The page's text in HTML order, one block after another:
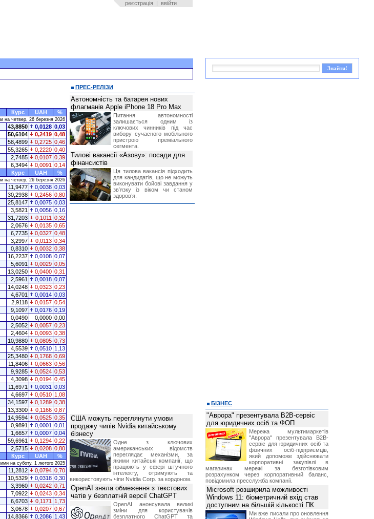
реєстрація | ввійти
Курс UAH %
на четвер, 26 березня 2026
43,8850 0,0128 0,03
50,6104 0,2419 0,48
58,4899 0,2725 0,46
55,3265 0,2220 0,40
2,7485 0,0107 0,39
6,3494 0,0091 0,14
Курс UAH %
на четвер, 26 березня 2026
11,9477 0,0038 0,03
30,2938 0,2456 0,80
25,8147 0,0075 0,03
3,5821 0,0056 0,16
31,7203 0,1011 0,32
2,0676 0,0135 0,65
6,7735 0,0327 0,48
3,2997 0,0113 0,34
0,8310 0,0032 0,38
16,2237 0,0108 0,07
5,6091 0,0029 0,05
13,0250 0,0400 0,31
2,5961 0,0018 0,07
14,0248 0,0323 0,23
4,6701 0,0014 0,03
2,9118 0,0157 0,54
9,1097 0,0176 0,19
0,0490 0,0000 0,00
2,5052 0,0057 0,23
2,4604 0,0093 0,38
10,9880 0,0805 0,73
4,5539 0,0510 1,13
25,3480 0,1768 0,69
11,8406 0,0663 0,56
9,9285 0,0524 0,53
4,3098 0,0194 0,45
11,6971 0,0031 0,03
4,6697 0,0510 1,08
34,1597 0,1289 0,38
13,3300 0,1166 0,87
14,9594 0,0525 0,35
0,9891 0,0001 0,01
1,6657 0,0007 0,04
59,6961 0,1294 0,22
2,5715 0,0208 0,80
Курс UAH %
на суботу, 1 лютого 2025
11,2812 0,0794 0,70
10,5329 0,0318 0,30
3,3960 0,0242 0,71
7,0922 0,0243 0,34
6,6703 0,1171
1,73
3,0678 0,0207 0,67
14,8366 0,2086 1,43
ПРЕС-РЕЛІЗИ
Автономність та батарея нових
флагманів Apple iPhone 18 Pro Max
Питання автономності
залишається одним із
ключових чинників під час
вибору сучасного мобільного
пристрою преміального
сегмента.
Тилові вакансії «Азову»: посади для
фінансистів
Ця тилова вакансія підходить
для кандидатів, що не можуть
виконувати бойові завдання у
звʼязку із віком чи станом
здоровʼя.
США можуть переглянути умови
продажу чипів Nvidia китайському
бізнесу
Одне з ключових
американських відомств
переглядає механізми, за
якими китайські компанії, що
працюють у сфері штучного
інтелекту, отримують та
використовують чіпи Nvidia Corp. за кордоном.
OpenAI зняла обмеження з текстових
чатів у безплатній версії ChatGPT
OpenAI анонсувала великі
зміни для користувачів
безплатного ChatGPT та
БІЗНЕС
"Аврора" презентувала B2B-сервіс
для юридичних осіб та ФОП
Мережа мультимаркетів
"Аврора" презентувала B2B-
сервіс для юридичних осіб та
фізичних осіб-підприємців,
який допоможе здійснювати
корпоративні закупівлі в
магазинах мережі за безготівковим
розрахунком через корпоративний баланс,
повідомила пресслужба компанії.
Microsoft розширила можливості
Windows 11: біометричний вхід став
доступним на більшій кількості ПК
Ми вже писали про оновлення